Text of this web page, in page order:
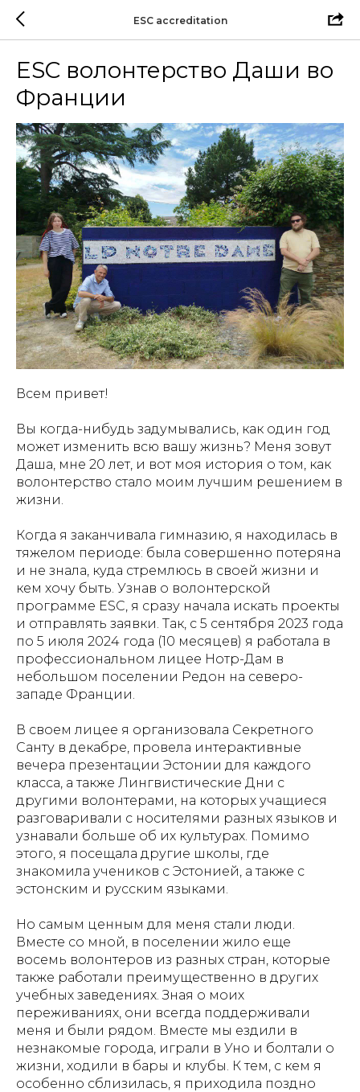
ESC accreditation
ESC волонтерство Даши во
Франции
Всем привет!
Вы когда-нибудь задумывались, как один год
может изменить всю вашу жизнь? Меня зовут
Даша, мне 20 лет, и вот моя история о том, как
волонтерство стало моим лучшим решением в
жизни.
Когда я заканчивала гимназию, я находилась в
тяжелом периоде: была совершенно потеряна
и не знала, куда стремлюсь в своей жизни и
кем хочу быть. Узнав о волонтерской
программе ESC, я сразу начала искать проекты
и отправлять заявки. Так, с 5 сентября 2023 года
по 5 июля 2024 года (10 месяцев) я работала в
профессиональном лицее Нотр-Дам в
небольшом поселении Редон на северо-
западе Франции.
В своем лицее я организовала Секретного
Санту в декабре, провела интерактивные
вечера презентации Эстонии для каждого
класса, а также Лингвистические Дни с
другими волонтерами, на которых учащиеся
разговаривали с носителями разных языков и
узнавали больше об их культурах. Помимо
этого, я посещала другие школы, где
знакомила учеников с Эстонией, а также с
эстонским и русским языками.
Но самым ценным для меня стали люди.
Вместе со мной, в поселении жило еще
восемь волонтеров из разных стран, которые
также работали преимущественно в других
учебных заведениях. Зная о моих
переживаниях, они всегда поддерживали
меня и были рядом. Вместе мы ездили в
незнакомые города, играли в Уно и болтали о
жизни, ходили в бары и клубы. К тем, с кем я
особенно сблизилась, я приходила поздно